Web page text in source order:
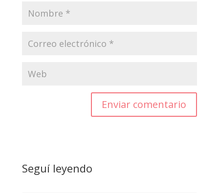
Enviar comentario
Seguí leyendo